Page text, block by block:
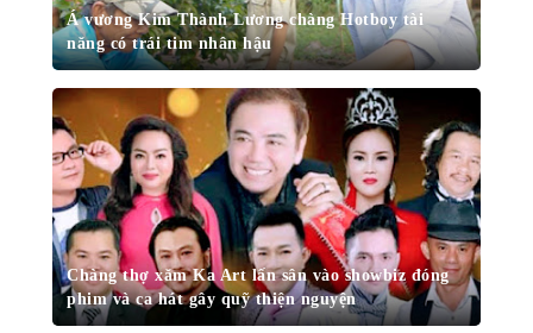
Á vương Kim Thành Lương chàng Hotboy tài
năng có trái tim nhân hậu
Chàng thợ xăm Ka Art lấn sân vào showbiz đóng
phim và ca hát gây quỹ thiện nguyện